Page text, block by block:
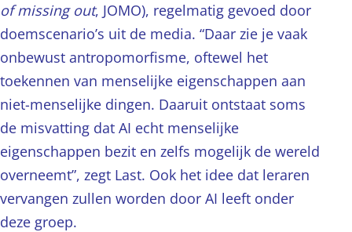
of missing out, JOMO), regelmatig gevoed door
doemscenario’s uit de media. “Daar zie je vaak
onbewust antropomorfisme, oftewel het
toekennen van menselijke eigenschappen aan
niet-menselijke dingen. Daaruit ontstaat soms
de misvatting dat AI echt menselijke
eigenschappen bezit en zelfs mogelijk de wereld
overneemt”, zegt Last. Ook het idee dat leraren
vervangen zullen worden door AI leeft onder
deze groep.